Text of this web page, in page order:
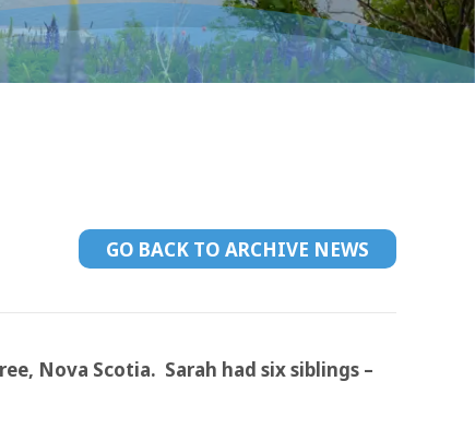
GO BACK TO ARCHIVE NEWS
Nova Scotia. Sarah had six siblings –